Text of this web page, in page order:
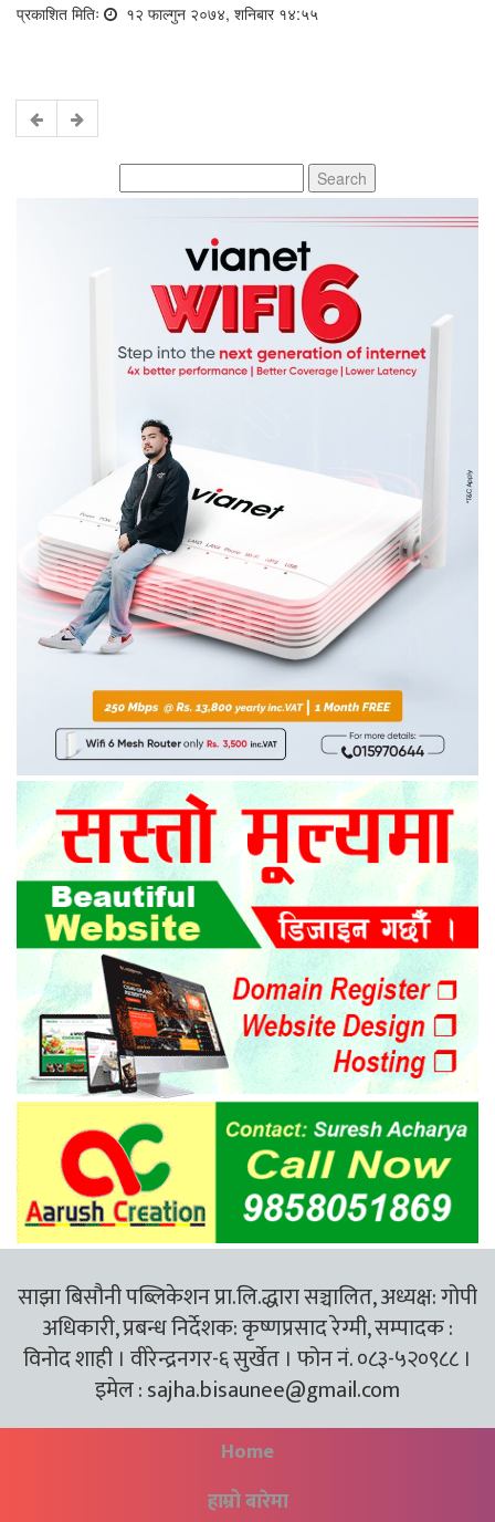
प्रकाशित मितिः १२ फाल्गुन २०७४, शनिबार १४:५५
for:
साझा बिसौनी पब्लिकेशन प्रा.लि.द्धारा सञ्चालित, अध्यक्ष: गोपी
अधिकारी, प्रबन्ध निर्देशक: कृष्णप्रसाद रेग्मी, सम्पादक :
विनोद शाही । वीरेन्द्रनगर-६ सुर्खेत । फोन नं. ०८३-५२०९८८ ।
इमेल :sajha.bisaunee@gmail.com
Home
हाम्रो बारेमा